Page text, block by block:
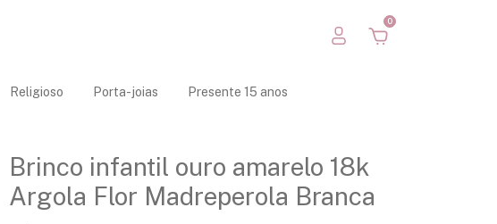
0
Religioso Porta-joias Presente 15 anos
Brinco infantil ouro amarelo 18k
Argola Flor Madreperola Branca